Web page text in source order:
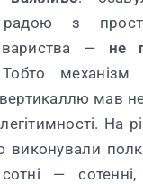
з
— не
механізм
мав
На
виконували
—